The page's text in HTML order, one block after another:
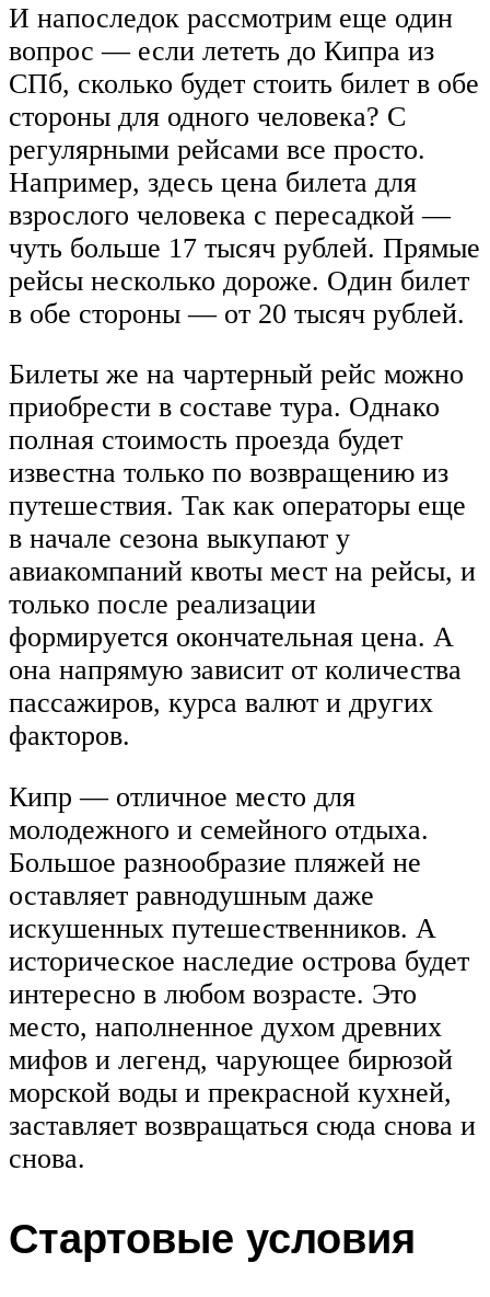
И напоследок рассмотрим еще один
вопрос — если лететь до Кипра из
СПб, сколько будет стоить билет в обе
стороны для одного человека? С
регулярными рейсами все просто.
Например, здесь цена билета для
взрослого человека с пересадкой —
чуть больше 17 тысяч рублей. Прямые
рейсы несколько дороже. Один билет
в обе стороны — от 20 тысяч рублей.
Билеты же на чартерный рейс можно
приобрести в составе тура. Однако
полная стоимость проезда будет
известна только по возвращению из
путешествия. Так как операторы еще
в начале сезона выкупают у
авиакомпаний квоты мест на рейсы, и
только после реализации
формируется окончательная цена. А
она напрямую зависит от количества
пассажиров, курса валют и других
факторов.
Кипр — отличное место для
молодежного и семейного отдыха.
Большое разнообразие пляжей не
оставляет равнодушным даже
искушенных путешественников. А
историческое наследие острова будет
интересно в любом возрасте. Это
место, наполненное духом древних
мифов и легенд, чарующее бирюзой
морской воды и прекрасной кухней,
заставляет возвращаться сюда снова и
снова.
Стартовые условия